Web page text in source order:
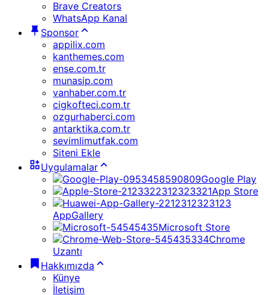
Brave Creators
WhatsApp Kanal
Sponsor
appilix.com
kanthemes.com
ense.com.tr
munasip.com
vanhaber.com.tr
cigkofteci.com.tr
ozgurhaberci.com
antarktika.com.tr
sevimlimutfak.com
Siteni Ekle
Uygulamalar
Google Play
App Store
AppGallery
Microsoft Store
Chrome
Uzantı
Hakkımızda
Künye
İletişim